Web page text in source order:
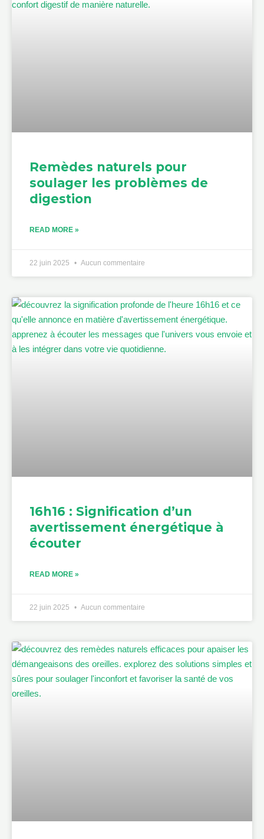
Remèdes naturels pour
soulager les problèmes de
digestion
READ MORE »
22 juin 2025 Aucun commentaire
16h16 : Signification d’un
avertissement énergétique à
écouter
READ MORE »
22 juin 2025 Aucun commentaire